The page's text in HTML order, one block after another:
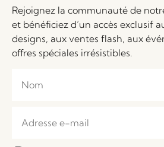
Rejoignez la communauté de
et bénéficiez d’un accès exclusif
designs, aux ventes flash, aux
offres spéciales irrésistibles.